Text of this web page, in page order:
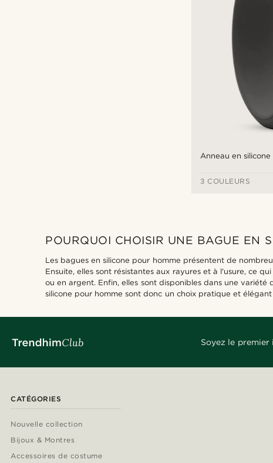
Anneau en silicone
3 COULEURS
POURQUOI CHOISIR UNE BAGUE EN
Les bagues en silicone pour homme présentent de
Ensuite, elles sont résistantes aux rayures et à l'usure, ce
ou en argent. Enfin, elles sont disponibles dans une
silicone pour homme sont donc un choix pratique et
Soyez le premier
CATÉGORIES
Nouvelle collection
Bijoux & Montres
Accessoires de costume